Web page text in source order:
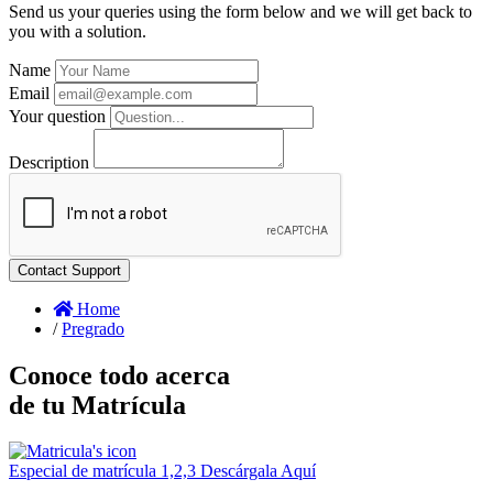
Send us your queries using the form below and we will get back to
you with a solution.
Name
Email
Your question
Description
Home
/ Pregrado
Conoce todo acerca
de tu Matrícula
Especial de matrícula 1,2,3 DescárgalaAquí